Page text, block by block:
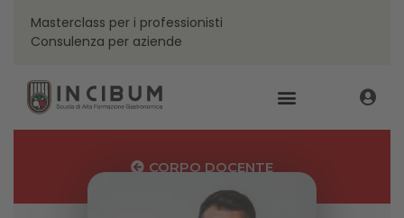
Masterclass per i professionisti
Consulenza per aziende
CORPO DOCENTE